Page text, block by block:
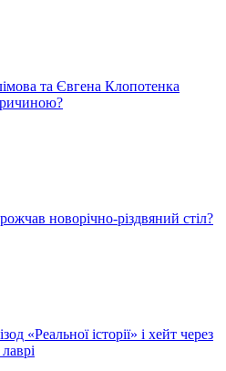
та Євгена Клопотенка
новорічно-різдвяний стіл?
«Реальної історії» і хейт через